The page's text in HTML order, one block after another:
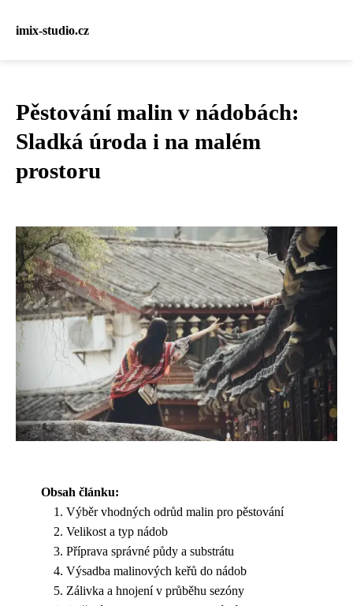
imix-studio.cz
Pěstování malin v nádobách:
Sladká úroda i na malém
prostoru
Obsah článku:
Výběr vhodných odrůd malin pro pěstování
Velikost a typ nádob
Příprava správné půdy a substrátu
Výsadba malinových keřů do nádob
Zálivka a hnojení v průběhu sezóny